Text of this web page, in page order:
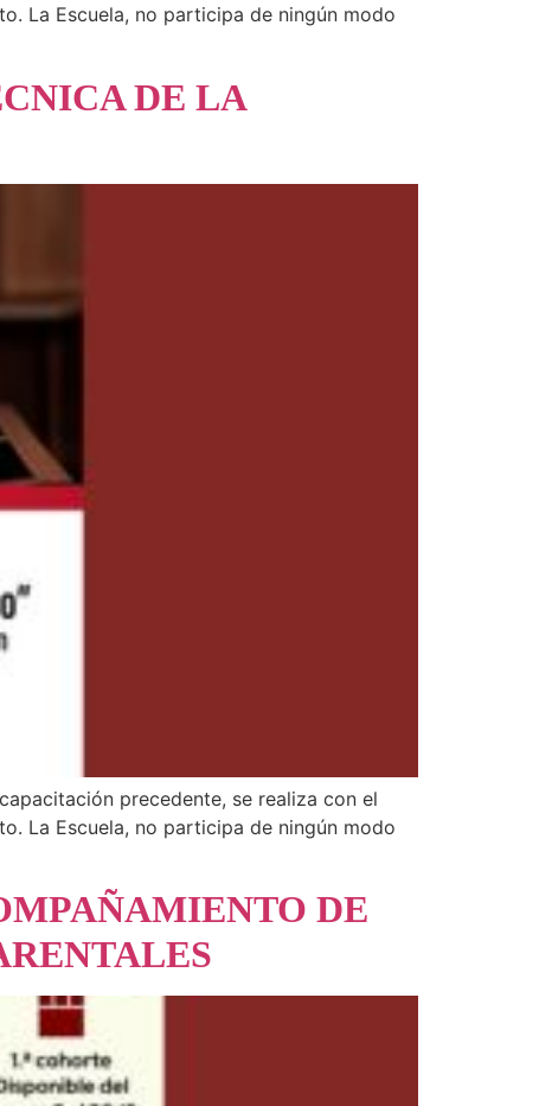
La Escuela, no participa de ningún modo
DE LA
precedente, se realiza con el
La Escuela, no participa de ningún modo
DE